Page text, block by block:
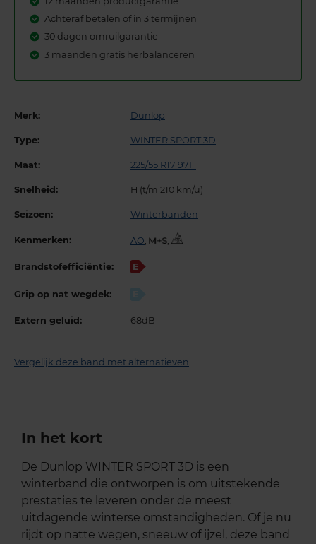
Achteraf betalen of in 3 termijnen
30 dagen omruilgarantie
3 maanden gratis herbalanceren
Merk: Dunlop
Type: WINTER SPORT 3D
Maat: 225/55 R17 97H
Snelheid: H (t/m 210 km/u)
Seizoen: Winterbanden
Kenmerken: AO, ,
Brandstofefficiëntie: E
Grip op nat wegdek:
Extern geluid: 68dB
Vergelijk deze band met alternatieven
In het kort
De Dunlop WINTER SPORT 3D is een
winterband die ontworpen is om uitstekende
prestaties te leveren onder de meest
uitdagende winterse omstandigheden. Of je nu
rijdt op natte wegen, sneeuw of ijzel, deze band